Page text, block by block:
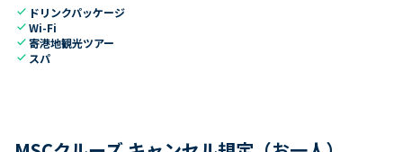
check ドリンクパッケージ
checkWi-Fi
check寄港地観光ツアー
check スパ